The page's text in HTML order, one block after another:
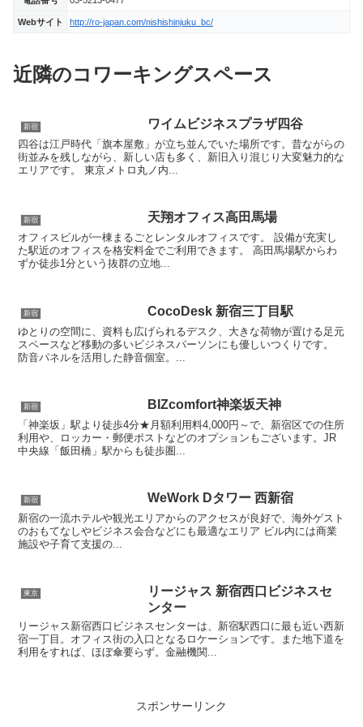
Webサイト http://ro-japan.com/nishishinjuku_bc/
近隣のコワーキングスペース
新宿 ワイムビジネスプラザ四谷
四谷は江戸時代「旗本屋敷」が立ち並んでいた場所です。昔ながらの
街並みを残しながら、新しい店も多く、新旧入り混じり大変魅力的な
エリアです。 東京メトロ丸ノ内...
新宿 天翔オフィス高田馬場
オフィスビルが一棟まるごとレンタルオフィスです。 設備が充実し
た駅近のオフィスを格安料金でご利用できます。 高田馬場駅からわ
ずか徒歩1分という抜群の立地...
新宿 CocoDesk 新宿三丁目駅
ゆとりの空間に、資料も広げられるデスク、大きな荷物が置ける足元
スペースなど移動の多いビジネスパーソンにも優しいつくりです。
防音パネルを活用した静音個室。...
新宿 BIZcomfort神楽坂天神
「神楽坂」駅より徒歩4分★月額利用料4,000円～で、新宿区での住所
利用や、ロッカー・郵便ポストなどのオプションもございます。JR
中央線「飯田橋」駅からも徒歩圏...
新宿 WeWork Dタワー 西新宿
新宿の一流ホテルや観光エリアからのアクセスが良好で、海外ゲスト
のおもてなしやビジネス会合などにも最適なエリア ビル内には商業
施設や子育て支援の...
東京
リージャス 新宿西口ビジネスセ
ンター
リージャス新宿西口ビジネスセンターは、新宿駅西口に最も近い西新
宿一丁目。オフィス街の入口となるロケーションです。また地下道を
利用をすれば、ほぼ傘要らず。金融機関...
スポンサーリンク